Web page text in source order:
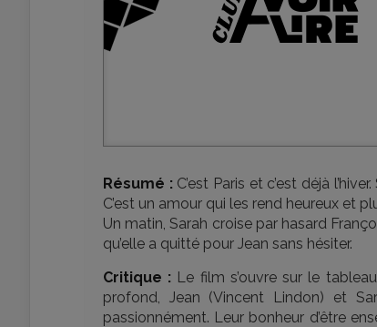
Résumé : C’est Paris et c’est déjà
C’est un amour qui les rend heureux et
Un matin, Sarah croise par hasard
qu’elle a quitté pour Jean sans hésiter.
Critique : Le film s’ouvre sur le
profond, Jean (Vincent Lindon) et
passionnément. Leur bonheur d’être